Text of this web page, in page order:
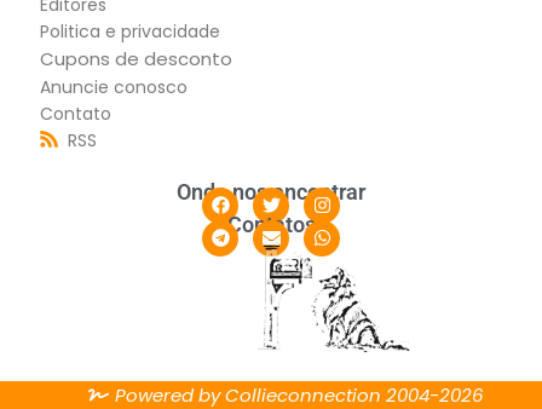
Politica e privacidade
Cupons de desconto
Anuncie conosco
Contato
RSS
Onde nos encontrar
Contatos
Powered by Collieconnection 2004-2026